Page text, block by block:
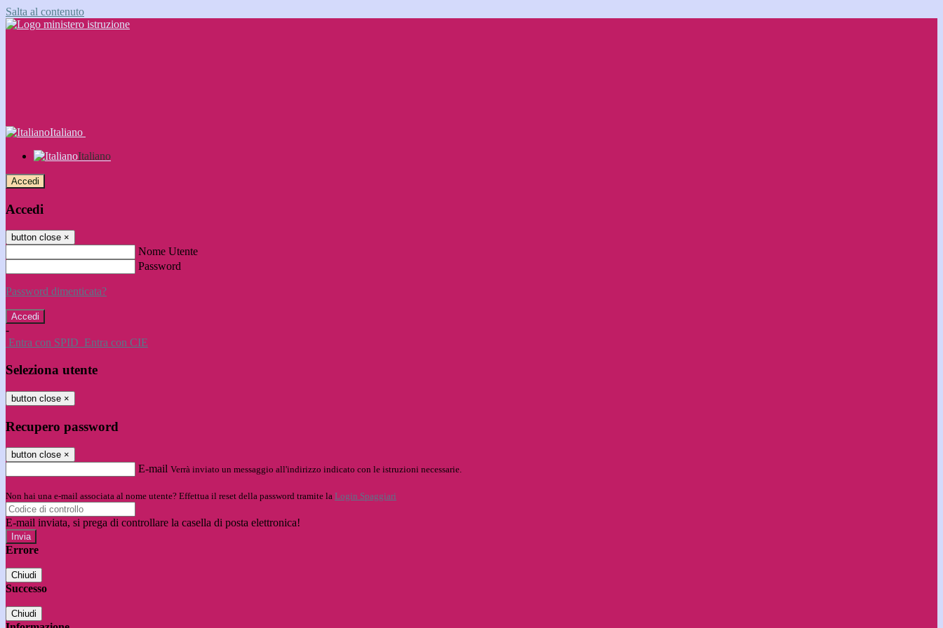
Salta al contenuto
Italiano
Italiano
Accedi
Accedi
button close ×
Nome Utente
Password
Password dimenticata?
-
Entra con SPID Entra con CIE
Seleziona utente
button close ×
Recupero password
button close ×
E-mail Verrà inviato un messaggio all'indirizzo indicato con le istruzioni necessarie.
Non hai una e-mail associata al nome utente? Effettua il reset della password tramite la Login Spaggiari
E-mail inviata, si prega di controllare la casella di posta elettronica!
Errore
Chiudi
Successo
Chiudi